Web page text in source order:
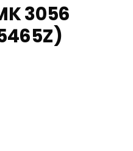
3056